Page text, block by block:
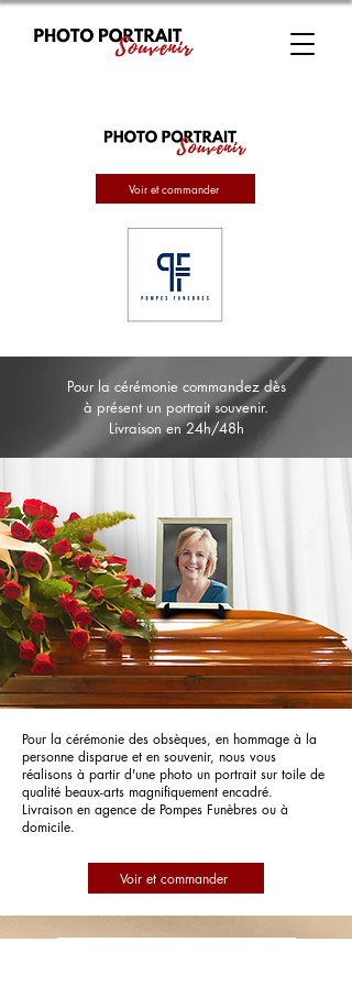
Voir et commander
Pour la cérémonie commandez dès
à présent un portrait souvenir.
Livraison en 24h/48h
Pour la cérémonie des obsèques, en hommage à la
personne disparue et en souvenir, nous vous
réalisons à partir d'une photo un portrait sur toile de
qualité beaux-arts magnifiquement encadré.
Livraison en agence de Pompes Funèbres ou à
domicile.
Voir et commander